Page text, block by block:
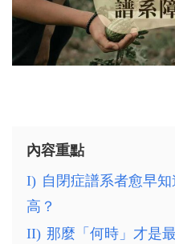
內容重點
I) 自閉症譜系者愈早
高？
II) 那麼「何時」才是